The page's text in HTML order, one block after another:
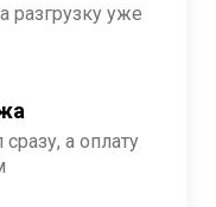
разгрузку уже
а оплату